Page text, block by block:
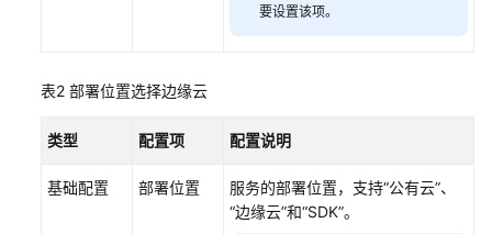
要设置该项。
表2 部署位置选择边缘云
类型 配置项 配置说明
基础配置 部署位置 服务的部署位置，支持“公有云”、
“边缘云”和“SDK”。